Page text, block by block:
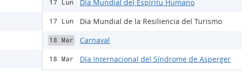
17 Lun Día Mundial del Espíritu Humano
17 Lun Dia Mundial de la Resiliencia del Turismo
18 Mar Carnaval
18 Mar Día Internacional del Síndrome de Asperger